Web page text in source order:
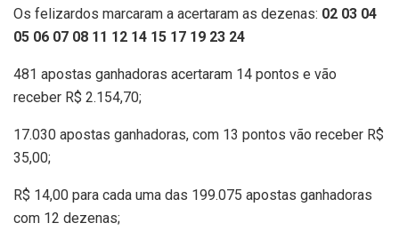
Os felizardos marcaram a acertaram as dezenas: 02 03 04
05 06 07 08 11 12 14 15 17 19 23 24
481 apostas ganhadoras acertaram 14 pontos e vão
receber R$ 2.154,70;
17.030 apostas ganhadoras, com 13 pontos vão receber R$
35,00;
R$ 14,00 para cada uma das 199.075 apostas ganhadoras
com 12 dezenas;